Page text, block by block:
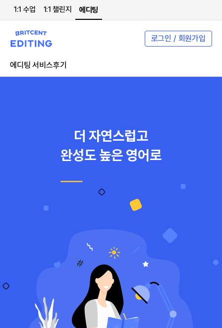
1:1 수업 1:1 챌린지 에디팅
로그인 / 회원가입
에디팅 서비스후기
더 자연스럽고
완성도 높은 영어로